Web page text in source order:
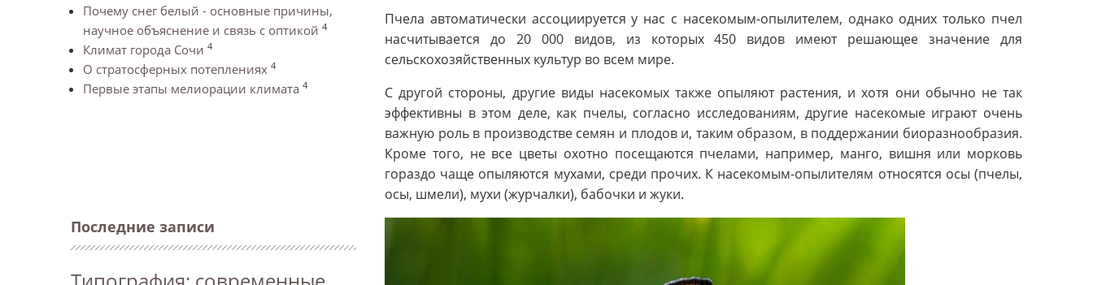
Почему снег белый - основные причины,
научное объяснение и связь с оптикой 4
Климат города Сочи 4
О стратосферных потеплениях 4
Первые этапы мелиорации климата 4
Последние записи
Пчела автоматически ассоциируется у нас с насекомым-опылителем, однако одних только пчел
насчитывается до 20 000 видов, из которых 450 видов имеют решающее значение для
сельскохозяйственных культур во всем мире.
С другой стороны, другие виды насекомых также опыляют растения, и хотя они обычно не так
эффективны в этом деле, как пчелы, согласно исследованиям, другие насекомые играют очень
важную роль в производстве семян и плодов и, таким образом, в поддержании биоразнообразия.
Кроме того, не все цветы охотно посещаются пчелами, например, манго, вишня или морковь
гораздо чаще опыляются мухами, среди прочих. К насекомым-опылителям относятся осы (пчелы,
осы, шмели), мухи (журчалки), бабочки и жуки.